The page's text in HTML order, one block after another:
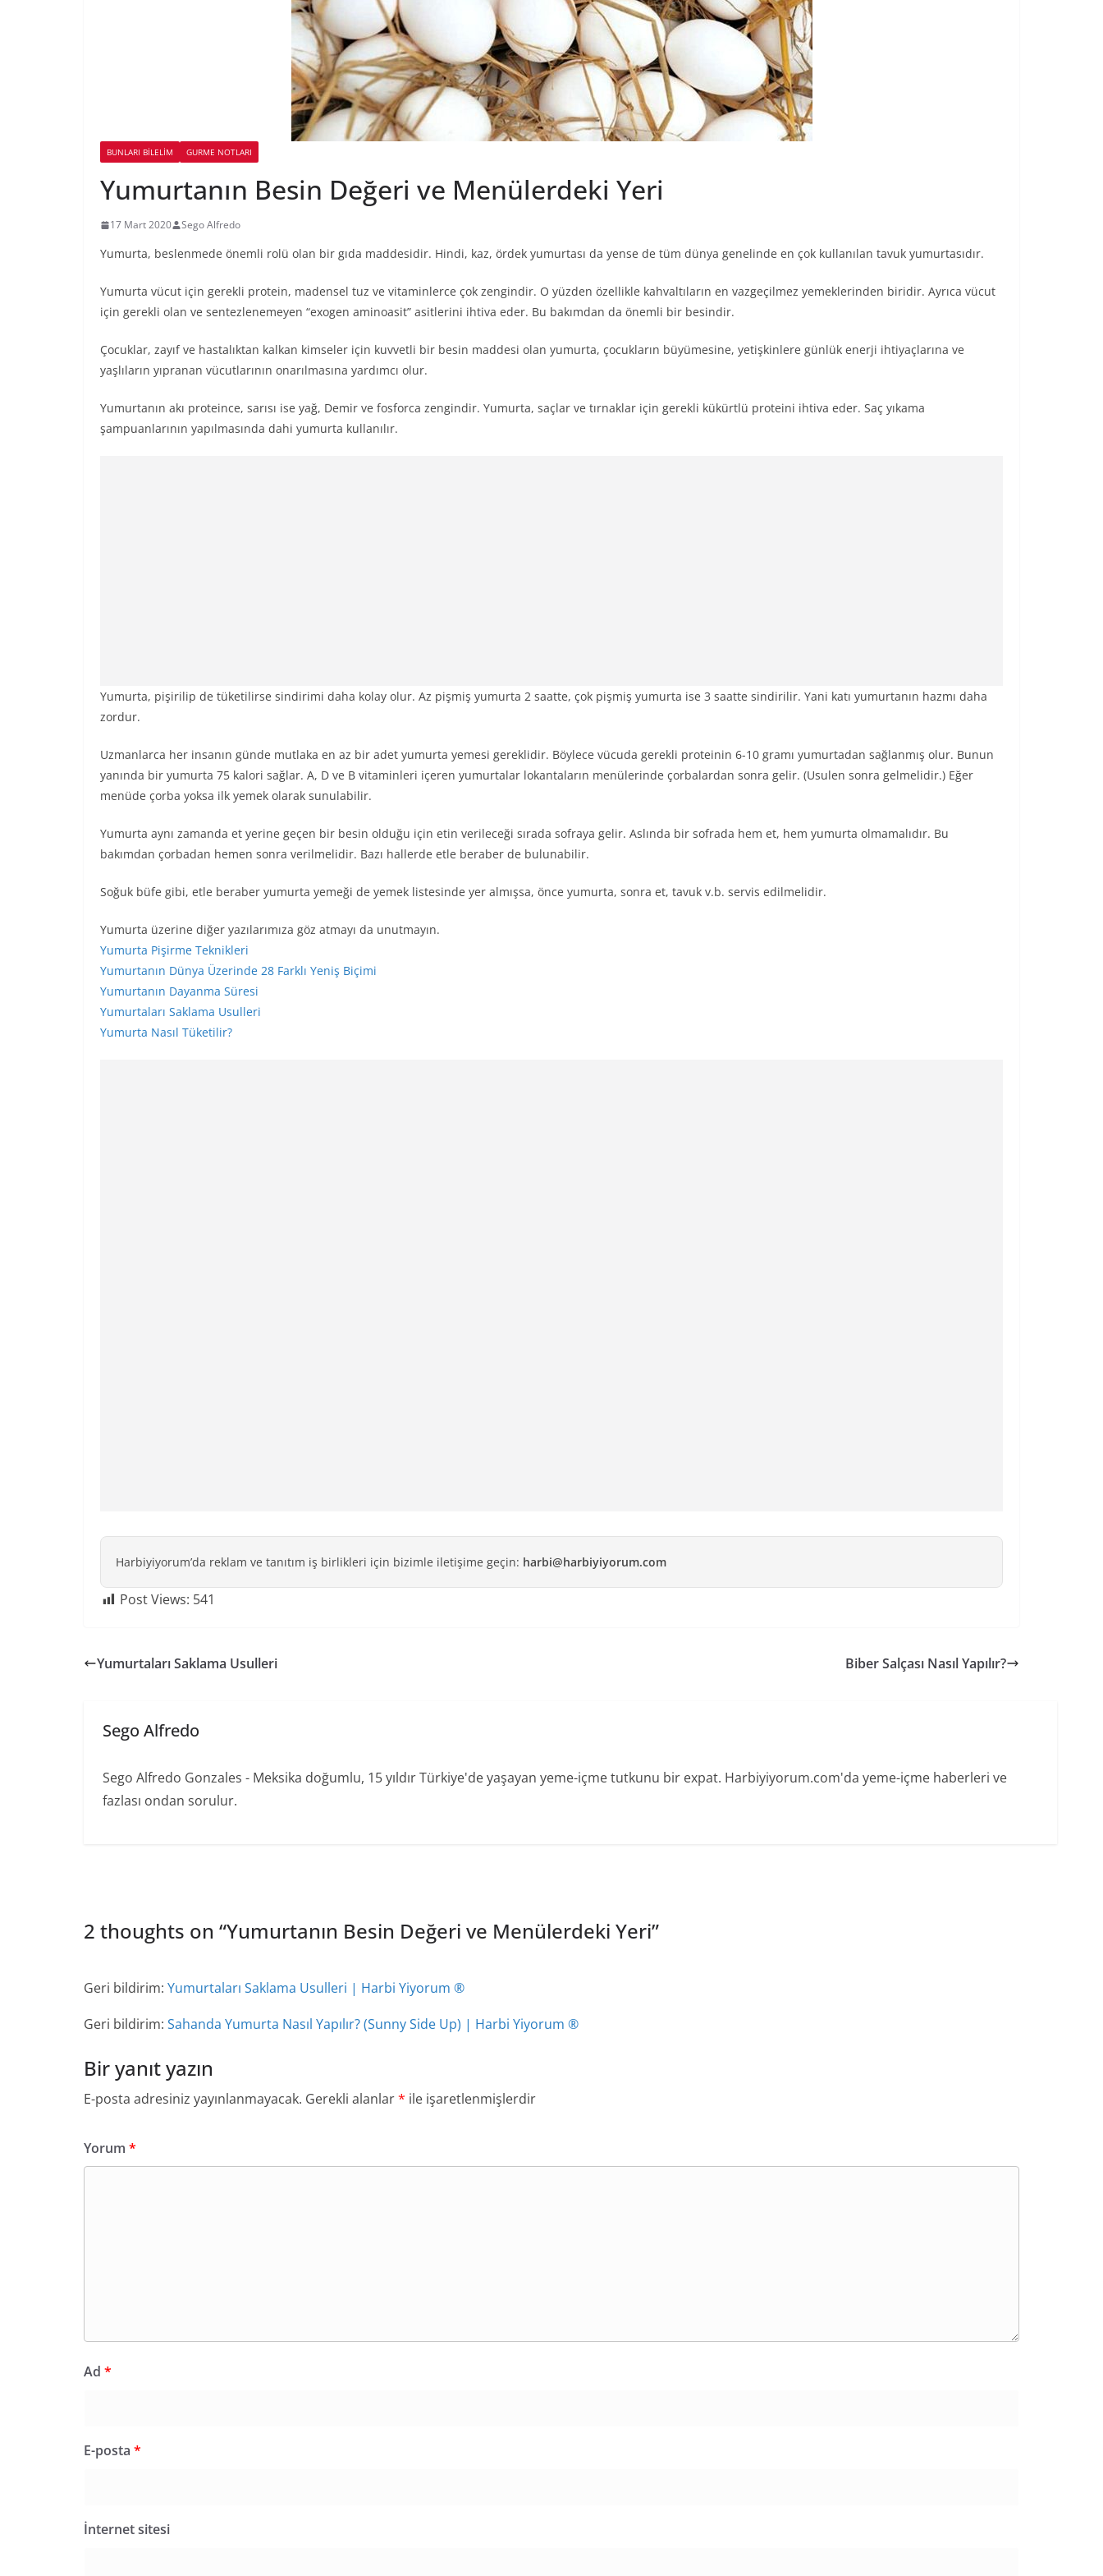
BUNLARI BILELIM GURME NOTLARI
Yumurtanın Besin Değeri ve Menülerdeki Yeri
17 Mart 2020 Sego Alfredo
Yumurta, beslenmede önemli rolü olan bir gıda maddesidir. Hindi, kaz, ördek yumurtası da yense de tüm dünya genelinde en çok kullanılan tavuk yumurtasıdır.
Yumurta vücut için gerekli protein, madensel tuz ve vitaminlerce çok zengindir. O yüzden özellikle kahvaltıların en vazgeçilmez yemeklerinden biridir. Ayrıca vücut
için gerekli olan ve sentezlenemeyen “exogen aminoasit” asitlerini ihtiva eder. Bu bakımdan da önemli bir besindir.
Çocuklar, zayıf ve hastalıktan kalkan kimseler için kuvvetli bir besin maddesi olan yumurta, çocukların büyümesine, yetişkinlere günlük enerji ihtiyaçlarına ve
yaşlıların yıpranan vücutlarının onarılmasına yardımcı olur.
Yumurtanın akı proteince, sarısı ise yağ, Demir ve fosforca zengindir. Yumurta, saçlar ve tırnaklar için gerekli kükürtlü proteini ihtiva eder. Saç yıkama
şampuanlarının yapılmasında dahi yumurta kullanılır.
Yumurta, pişirilip de tüketilirse sindirimi daha kolay olur. Az pişmiş yumurta 2 saatte, çok pişmiş yumurta ise 3 saatte sindirilir. Yani katı yumurtanın hazmı daha
zordur.
Uzmanlarca her insanın günde mutlaka en az bir adet yumurta yemesi gereklidir. Böylece vücuda gerekli proteinin 6-10 gramı yumurtadan sağlanmış olur. Bunun
yanında bir yumurta 75 kalori sağlar. A, D ve B vitaminleri içeren yumurtalar lokantaların menülerinde çorbalardan sonra gelir. (Usulen sonra gelmelidir.) Eğer
menüde çorba yoksa ilk yemek olarak sunulabilir.
Yumurta aynı zamanda et yerine geçen bir besin olduğu için etin verileceği sırada sofraya gelir. Aslında bir sofrada hem et, hem yumurta olmamalıdır. Bu
bakımdan çorbadan hemen sonra verilmelidir. Bazı hallerde etle beraber de bulunabilir.
Soğuk büfe gibi, etle beraber yumurta yemeği de yemek listesinde yer almışsa, önce yumurta, sonra et, tavuk v.b. servis edilmelidir.
Yumurta üzerine diğer yazılarımıza göz atmayı da unutmayın.
Yumurta Pişirme Teknikleri
Yumurtanın Dünya Üzerinde 28 Farklı Yeniş Biçimi
Yumurtanın Dayanma Süresi
Yumurtaları Saklama Usulleri
Yumurta Nasıl Tüketilir?
Harbiyiyorum’da reklam ve tanıtım iş birlikleri için bizimle iletişime geçin: harbi@harbiyiyorum.com
Post Views: 541
Yumurtaları Saklama Usulleri Biber Salçası Nasıl Yapılır?
Sego Alfredo
Sego Alfredo Gonzales - Meksika doğumlu, 15 yıldır Türkiye'de yaşayan yeme-içme tutkunu bir expat. Harbiyiyorum.com'da yeme-içme haberleri ve
fazlası ondan sorulur.
2 thoughts on “Yumurtanın Besin Değeri ve Menülerdeki Yeri”
Geri bildirim: Yumurtaları Saklama Usulleri | Harbi Yiyorum ®
Geri bildirim: Sahanda Yumurta Nasıl Yapılır? (Sunny Side Up) | Harbi Yiyorum ®
Bir yanıt yazın
E-posta adresiniz yayınlanmayacak. Gerekli alanlar* ile işaretlenmişlerdir
Yorum *
Ad *
E-posta *
İnternet sitesi